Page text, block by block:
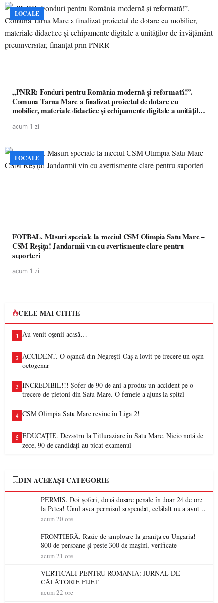
LOCALE
„PNRR: Fonduri pentru România modernă și reformată!”.
Comuna Tarna Mare a finalizat proiectul de dotare cu
mobilier, materiale didactice și echipamente digitale a unităților
acum 1 zi
LOCALE
FOTBAL. Măsuri speciale la meciul CSM Olimpia Satu Mare –
CSM Reșița! Jandarmii vin cu avertismente clare pentru
suporteri
acum 1 zi
CELE MAI CITITE
1 Au venit oșenii acasă…
2 ACCIDENT. O oșancă din Negrești-Oaș a lovit pe trecere un oșan
octogenar
3 INCREDIBIL!!! Șofer de 90 de ani a produs un accident pe o
trecere de pietoni din Satu Mare. O femeie a ajuns la spital
4 CSM Olimpia Satu Mare revine în Liga 2!
5 EDUCAȚIE. Dezastru la Titluraziare în Satu Mare. Nicio notă de
zece, 90 de candidați au picat examenul
DIN ACEEAȘI CATEGORIE
PERMIS. Doi șoferi, două dosare penale în doar 24 de ore
la Petea! Unul avea permisul suspendat, celălalt nu a avut
niciodată permis
acum 20 ore
FRONTIERĂ. Razie de amploare la granița cu Ungaria!
800 de persoane și peste 300 de mașini, verificate
acum 21 ore
VERTICALI PENTRU ROMÂNIA: JURNAL DE
CĂLĂTORIE FIJET
acum 22 ore